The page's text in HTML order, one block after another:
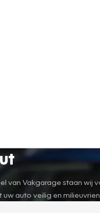
van Vakgarage staan wij
auto veilig en